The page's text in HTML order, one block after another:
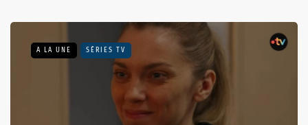
A LA UNE SÉRIES TV